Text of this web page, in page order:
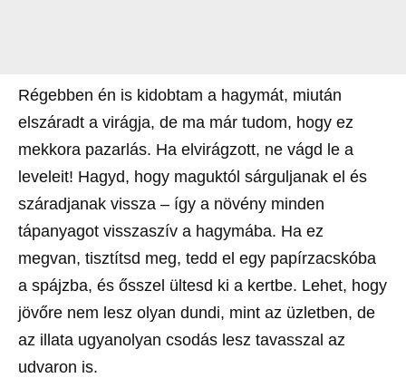
Régebben én is kidobtam a hagymát, miután
elszáradt a virágja, de ma már tudom, hogy ez
mekkora pazarlás. Ha elvirágzott, ne vágd le a
leveleit! Hagyd, hogy maguktól sárguljanak el és
száradjanak vissza – így a növény minden
tápanyagot visszaszív a hagymába. Ha ez
megvan, tisztítsd meg, tedd el egy papírzacskóba
a spájzba, és ősszel ültesd ki a kertbe. Lehet, hogy
jövőre nem lesz olyan dundi, mint az üzletben, de
az illata ugyanolyan csodás lesz tavasszal az
udvaron is.